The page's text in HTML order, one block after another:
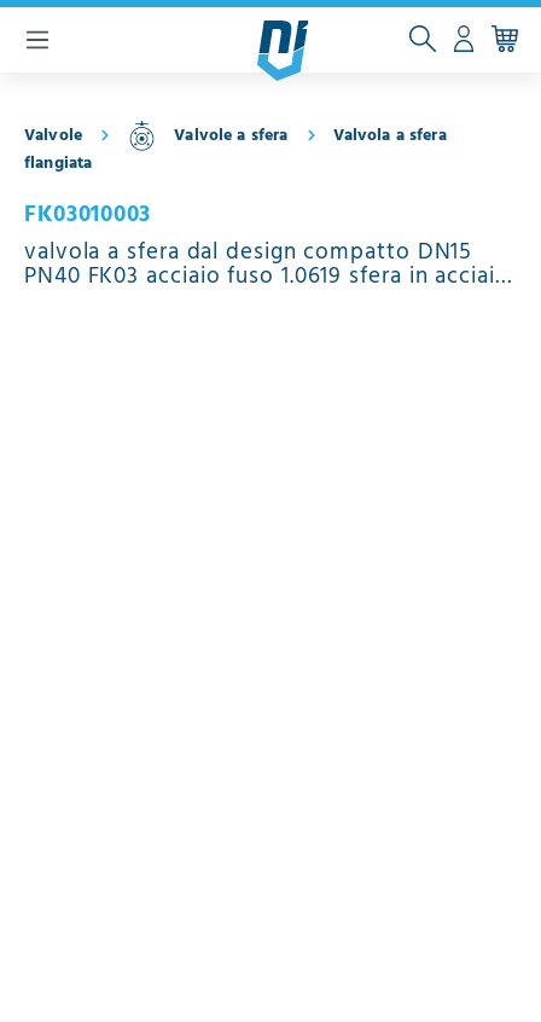
principale
Valvole Valvole a sfera
Valvola a sfera
flangiata
FK03010003
valvola a sfera dal design compatto DN15
PN40 FK03 acciaio fuso 1.0619 sfera in acciaio